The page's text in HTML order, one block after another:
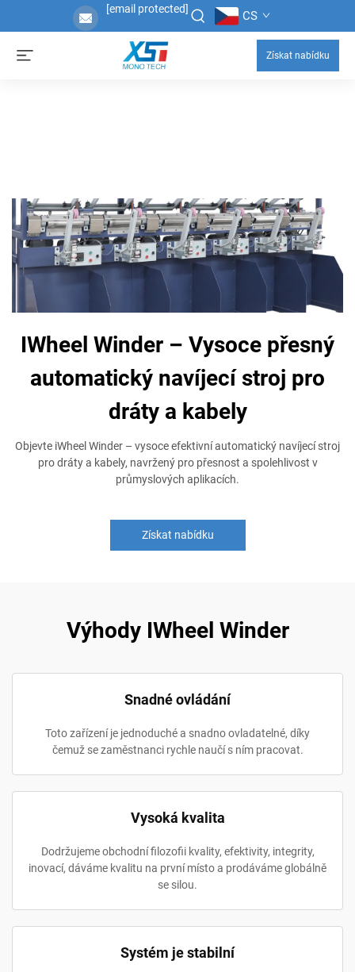
[email protected] CS
Získat nabídku
IWheel Winder – Vysoce přesný
automatický navíjecí stroj pro
dráty a kabely
Objevte iWheel Winder – vysoce efektivní automatický navíjecí stroj
pro dráty a kabely, navržený pro přesnost a spolehlivost v
průmyslových aplikacích.
Získat nabídku
Výhody IWheel Winder
Snadné ovládání
Toto zařízení je jednoduché a snadno ovladatelné, díky
čemuž se zaměstnanci rychle naučí s ním pracovat.
Vysoká kvalita
Dodržujeme obchodní filozofii kvality, efektivity, integrity,
inovací, dáváme kvalitu na první místo a prodáváme globálně
se silou.
Systém je stabilní